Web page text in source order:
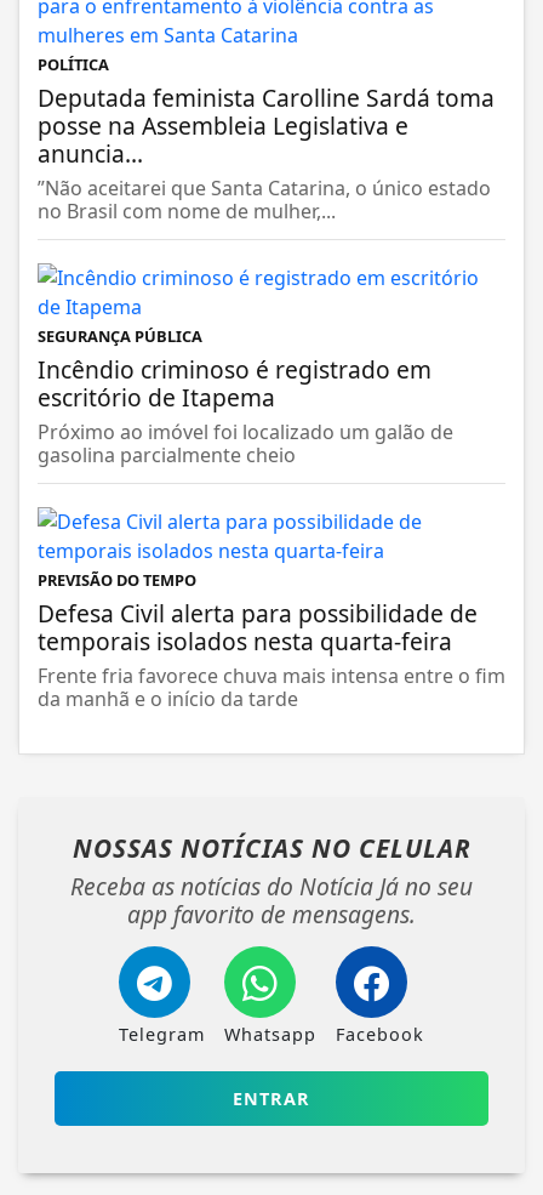
POLÍTICA
Deputada feminista Carolline Sardá toma
posse na Assembleia Legislativa e
anuncia...
”Não aceitarei que Santa Catarina, o único estado
no Brasil com nome de mulher,...
SEGURANÇA PÚBLICA
Incêndio criminoso é registrado em
escritório de Itapema
Próximo ao imóvel foi localizado um galão de
gasolina parcialmente cheio
PREVISÃO DO TEMPO
Defesa Civil alerta para possibilidade de
temporais isolados nesta quarta-feira
Frente fria favorece chuva mais intensa entre o fim
da manhã e o início da tarde
NOSSAS NOTÍCIAS NO CELULAR
Receba as notícias do Notícia Já no seu
app favorito de mensagens.
Telegram Whatsapp Facebook
ENTRAR